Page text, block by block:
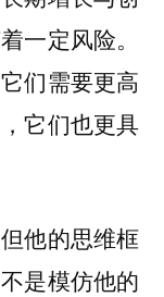
一定风险。
们需要更高
它们也更具
他的思维框
是模仿他的